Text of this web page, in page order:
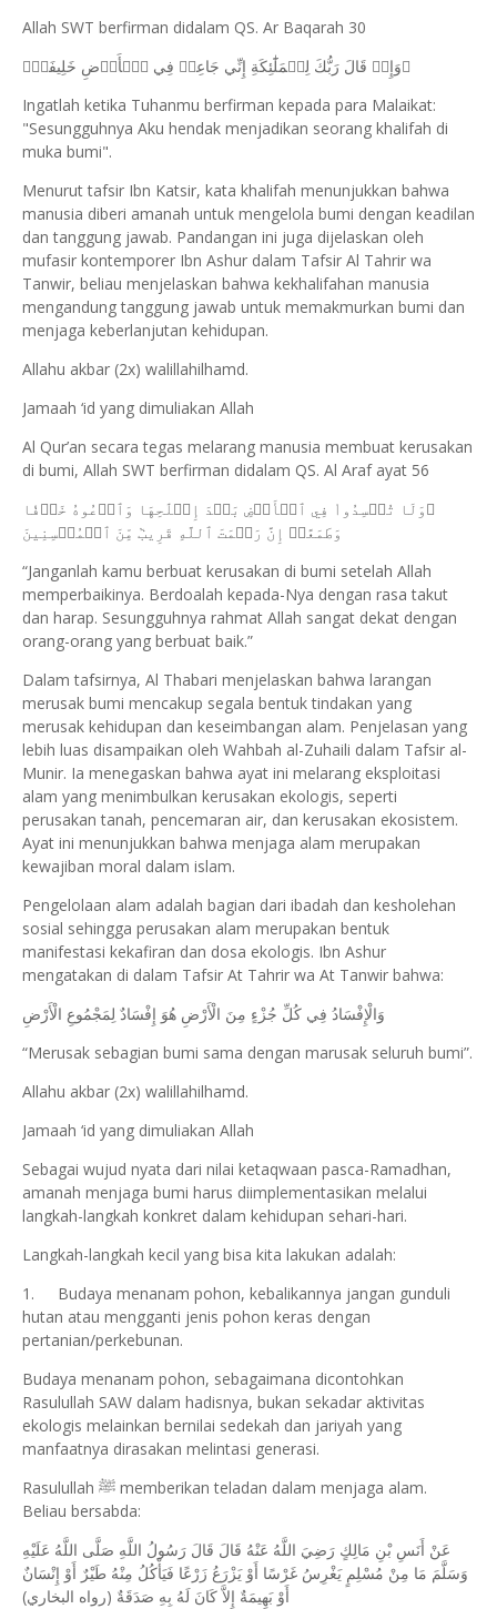
Allah SWT berfirman didalam QS. Ar Baqarah 30
Ingatlah ketika Tuhanmu berfirman kepada para Malaikat:
"Sesungguhnya Aku hendak menjadikan seorang khalifah di
muka bumi".
Menurut tafsir Ibn Katsir, kata khalifah menunjukkan bahwa
manusia diberi amanah untuk mengelola bumi dengan keadilan
dan tanggung jawab. Pandangan ini juga dijelaskan oleh
mufasir kontemporer Ibn Ashur dalam Tafsir Al Tahrir wa
Tanwir, beliau menjelaskan bahwa kekhalifahan manusia
mengandung tanggung jawab untuk memakmurkan bumi dan
menjaga keberlanjutan kehidupan.
Allahu akbar (2x) walillahilhamd.
Jamaah ‘id yang dimuliakan Allah
Al Qur’an secara tegas melarang manusia membuat kerusakan
di bumi, Allah SWT berfirman didalam QS. Al Araf ayat 56
ﵟوَلَا تُفۡسِدُواْ فِي ٱلۡأَرۡضِ بَعۡدَ إِصۡلَٰحِهَا وَٱدۡعُوهُ خَوۡفٗا
“Janganlah kamu berbuat kerusakan di bumi setelah Allah
memperbaikinya. Berdoalah kepada-Nya dengan rasa takut
dan harap. Sesungguhnya rahmat Allah sangat dekat dengan
orang-orang yang berbuat baik.”
Dalam tafsirnya, Al Thabari menjelaskan bahwa larangan
merusak bumi mencakup segala bentuk tindakan yang
merusak kehidupan dan keseimbangan alam. Penjelasan yang
lebih luas disampaikan oleh Wahbah al-Zuhaili dalam Tafsir al-
Munir. Ia menegaskan bahwa ayat ini melarang eksploitasi
alam yang menimbulkan kerusakan ekologis, seperti
perusakan tanah, pencemaran air, dan kerusakan ekosistem.
Ayat ini menunjukkan bahwa menjaga alam merupakan
kewajiban moral dalam islam.
Pengelolaan alam adalah bagian dari ibadah dan kesholehan
sosial sehingga perusakan alam merupakan bentuk
manifestasi kekafiran dan dosa ekologis. Ibn Ashur
mengatakan di dalam Tafsir At Tahrir wa At Tanwir bahwa:
وَالْإِفْسَادُ فِي كُلِّ جُزْءٍ مِنَ الْأَرْضِ هُوَ إِفْسَادٌ لِمَجْمُوعِ الْأَرْضِ
“Merusak sebagian bumi sama dengan marusak seluruh bumi”.
Allahu akbar (2x) walillahilhamd.
Jamaah ‘id yang dimuliakan Allah
Sebagai wujud nyata dari nilai ketaqwaan pasca-Ramadhan,
amanah menjaga bumi harus diimplementasikan melalui
langkah-langkah konkret dalam kehidupan sehari-hari.
Langkah-langkah kecil yang bisa kita lakukan adalah:
1.
Budaya menanam pohon, kebalikannya jangan gunduli
hutan atau mengganti jenis pohon keras dengan
pertanian/perkebunan.
Budaya menanam pohon, sebagaimana dicontohkan
Rasulullah SAW dalam hadisnya, bukan sekadar aktivitas
ekologis melainkan bernilai sedekah dan jariyah yang
manfaatnya dirasakan melintasi generasi.
Rasulullah ﷺ memberikan teladan dalam menjaga alam.
Beliau bersabda:
عَنْ أَنَسِ بْنِ مَالِكٍ رَضِيَ اللَّهُ عَنْهُ قَالَ قَالَ رَسُولُ اللَّهِ صَلَّى اللَّهُ عَلَيْهِ
وَسَلَّمَ مَا مِنْ مُسْلِمٍ يَغْرِسُ غَرْسًا أَوْ يَزْرَعُ زَرْعًا فَيَأْكُلُ مِنْهُ طَيْرٌ أَوْ إِنْسَانٌ
أَوْ بَهِيمَةٌ إِلاَّ كَانَ لَهُ بِهِ صَدَقَةٌ (رواه البخاري)